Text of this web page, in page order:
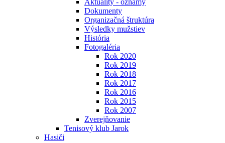
Aktuality - oznamy
Dokumenty
Organizačná štruktúra
Výsledky mužstiev
História
Fotogaléria
Rok 2020
Rok 2019
Rok 2018
Rok 2017
Rok 2016
Rok 2015
Rok 2007
Zverejňovanie
Tenisový klub Jarok
Hasiči